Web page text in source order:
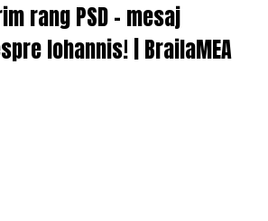
rang PSD – mesaj
Iohannis! | BrailaMEA